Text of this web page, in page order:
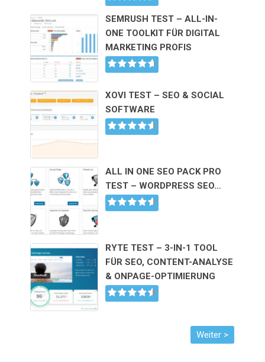
SEMRUSH TEST – ALL-IN-
ONE TOOLKIT FÜR DIGITAL
MARKETING PROFIS
XOVI TEST – SEO & SOCIAL
SOFTWARE
ALL IN ONE SEO PACK PRO
TEST – WORDPRESS SEO…
RYTE TEST – 3-IN-1 TOOL
FÜR SEO, CONTENT-ANALYSE
& ONPAGE-OPTIMIERUNG